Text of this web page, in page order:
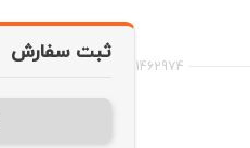
1462974
ثبت سفارش